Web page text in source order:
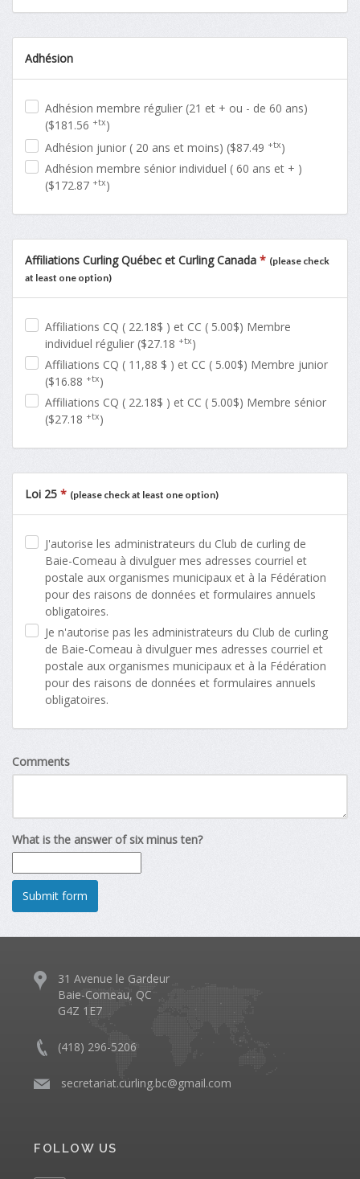
Adhésion
Adhésion membre régulier (21 et + ou - de 60 ans)
($181.56 +tx)
Adhésion junior ( 20 ans et moins) ($87.49 +tx)
Adhésion membre sénior individuel ( 60 ans et + )
($172.87 +tx)
Affiliations Curling Québec et Curling Canada * (please check
at least one option)
Affiliations CQ ( 22.18$ ) et CC ( 5.00$) Membre
individuel régulier ($27.18 +tx)
Affiliations CQ ( 11,88 $ ) et CC ( 5.00$) Membre junior
($16.88 +tx)
Affiliations CQ ( 22.18$ ) et CC ( 5.00$) Membre sénior
($27.18 +tx)
Loi 25 * (please check at least one option)
J'autorise les administrateurs du Club de curling de
Baie-Comeau à divulguer mes adresses courriel et
postale aux organismes municipaux et à la Fédération
pour des raisons de données et formulaires annuels
obligatoires.
Je n'autorise pas les administrateurs du Club de curling
de Baie-Comeau à divulguer mes adresses courriel et
postale aux organismes municipaux et à la Fédération
pour des raisons de données et formulaires annuels
obligatoires.
Comments
What is the answer of six minus ten?
31 Avenue le Gardeur
Baie-Comeau, QC
G4Z 1E7
(418) 296-5206
secretariat.curling.bc@gmail.com
FOLLOW US